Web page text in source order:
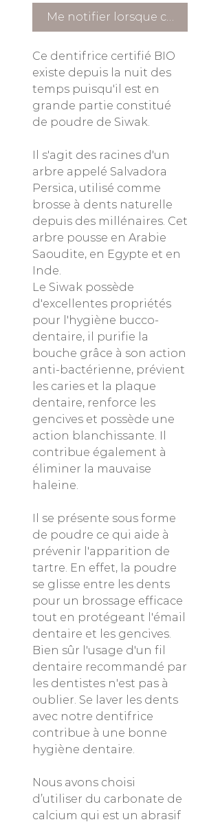
Me notifier lorsque cet article
Ce dentifrice certifié BIO
existe depuis la nuit des
temps puisqu'il est en
grande partie constitué
de poudre de Siwak.
Il s'agit des racines d'un
arbre appelé Salvadora
Persica, utilisé comme
brosse à dents naturelle
depuis des millénaires. Cet
arbre pousse en Arabie
Saoudite, en Egypte et en
Inde.
Le Siwak possède
d'excellentes propriétés
pour l'hygiène bucco-
dentaire, il purifie la
bouche grâce à son action
anti-bactérienne, prévient
les caries et la plaque
dentaire, renforce les
gencives et possède une
action blanchissante. Il
contribue également à
éliminer la mauvaise
haleine.
Il se présente sous forme
de poudre ce qui aide à
prévenir l'apparition de
tartre. En effet, la poudre
se glisse entre les dents
pour un brossage efficace
tout en protégeant l'émail
dentaire et les gencives.
Bien sûr l'usage d'un fil
dentaire recommandé par
les dentistes n'est pas à
oublier. Se laver les dents
avec notre dentifrice
contribue à une bonne
hygiène dentaire.
Nous avons choisi
d’utiliser du carbonate de
calcium qui est un abrasif